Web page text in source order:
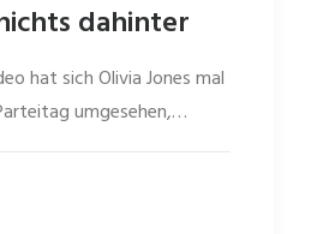
dahinter
hat sich Olivia Jones mal
umgesehen,…